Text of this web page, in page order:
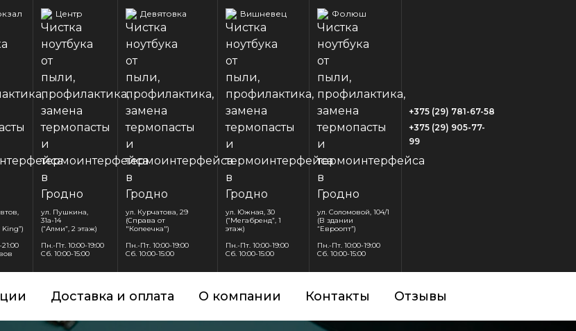
Центр
ул. Пушкина,
31а-14
(“Алми”, 2 этаж)
Пн.-Пт. 10:00-19:00
Сб. 10:00-15:00
Девятовка
ул. Курчатова, 29
(Справа от
"Копеечка")
Пн.-Пт. 10:00-19:00
Сб. 10:00-15:00
Вишневец
ул. Южная, 30
(“Мегабренд”, 1
этаж)
Пн.-Пт. 10:00-19:00
Сб. 10:00-15:00
Фолюш
ул. Соломовой, 104/1
(В здании
“Евроопт”)
Пн.-Пт. 10:00-19:00
Сб. 10:00-15:00
+375 (29) 781-67-58
+375 (29) 905-77-
99
Доставка и оплата О компании Контакты Отзывы